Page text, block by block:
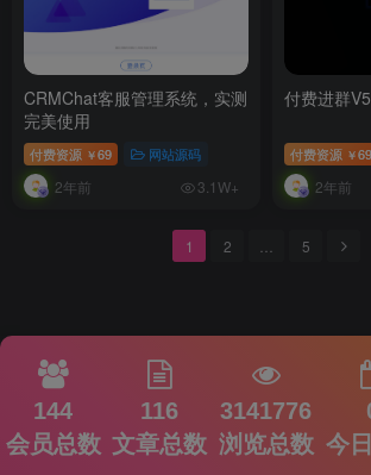
CRMChat客服管理系统，实测
完美使用
付费资源 ￥69 网站源码
2年前 3.1W+
付费进群
付费资源 ￥69
2年前
1 2 … 5
144
会员总数
116
文章总数
3141776
浏览总数 今